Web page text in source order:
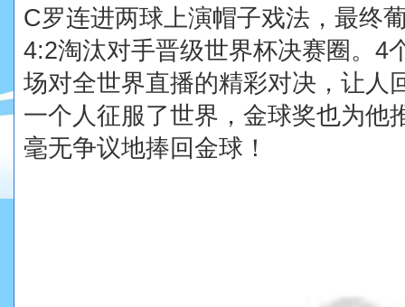
C罗连进两球上演帽子戏法，最终
4:2淘汰对手晋级世界杯决赛圈。 4
场对全世界直播的精彩对决，让人
一个人征服了世界，金球奖也为他
毫无争议地捧回金球！